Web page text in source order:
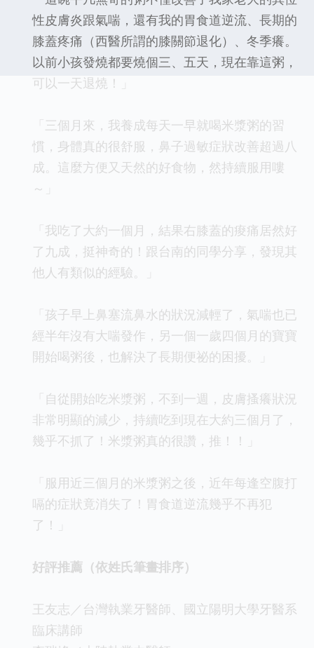
性皮膚炎跟氣喘，還有我的胃食道逆流、長期的
膝蓋疼痛（西醫所謂的膝關節退化）、冬季癢。
以前小孩發燒都要燒個三、五天，現在靠這粥，
可以一天退燒！」
「三個月來，我養成每天一早就喝米漿粥的習
慣，身體真的很舒服，鼻子過敏症狀改善超過八
成。這麼方便又天然的好食物，然持續服用嘍
～」
「我吃了大約一個月，結果右膝蓋的痠痛居然好
了九成，挺神奇的！跟台南的同學分享，發現其
他人有類似的經驗。」
「孩子早上鼻塞流鼻水的狀況減輕了，氣喘也已
經半年沒有大喘發作，另一個一歲四個月的寶寶
開始喝粥後，也解決了長期便祕的困擾。」
「自從開始吃米漿粥，不到一週，皮膚搔癢狀況
非常明顯的減少，持續吃到現在大約三個月了，
幾乎不抓了！米漿粥真的很讚，推！！」
「服用近三個月的米漿粥之後，近年每逢空腹打
嗝的症狀竟消失了！胃食道逆流幾乎不再犯
了！」
好評推薦（依姓氏筆畫排序）
王友志／台灣執業牙醫師、國立陽明大學牙醫系
臨床講師